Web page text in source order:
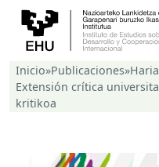
Inicio»Publicaciones»
Extensión crítica
kritikoa